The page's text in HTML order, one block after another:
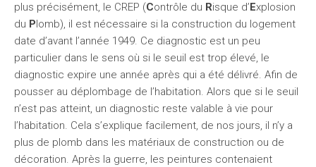
plus précisément, le CREP (Contrôle du Risque d’ Explosion
du P lomb), il est nécessaire si la construction du logement
date d’avant l’année 1949. Ce diagnostic est un peu
particulier dans le sens où si le seuil est trop élevé, le
diagnostic expire une année après qui a été délivré. Afin de
pousser au déplombage de l’habitation. Alors que si le seuil
n’est pas atteint, un diagnostic reste valable à vie pour
l’habitation. Cela s’explique facilement, de nos jours, il n’y a
plus de plomb dans les matériaux de construction ou de
décoration. Après la guerre, les peintures contenaient